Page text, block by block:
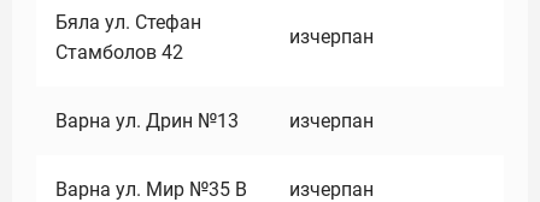
Бяла ул. Стефан
Стамболов 42
изчерпан
Варна ул. Дрин №13 изчерпан
Варна ул. Мир №35 В изчерпан